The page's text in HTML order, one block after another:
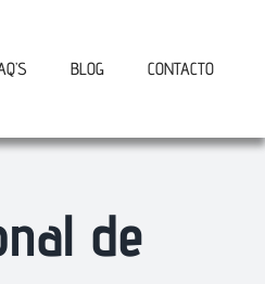
BLOG CONTACTO
de